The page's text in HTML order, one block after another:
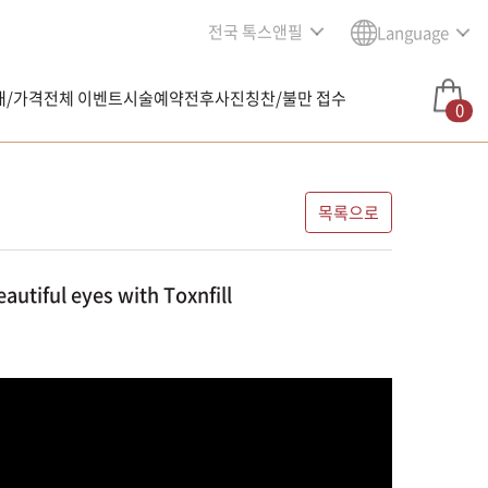
전국 톡스앤필 Language
/가격전체 이벤트시술예약전후사진칭찬/불만 접수 0
목록으로
eyes with Toxnfill